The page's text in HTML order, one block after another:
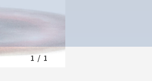
1 / 1